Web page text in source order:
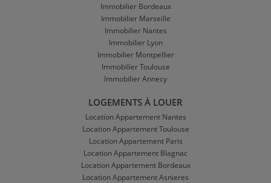
Immobilier Bordeaux
Immobilier Marseille
Immobilier Nantes
Immobilier Lyon
Immobilier Montpellier
Immobilier Toulouse
Immobilier Annecy
LOGEMENTS À LOUER
Location Appartement Nantes
Location Appartement Toulouse
Location Appartement Paris
Location Appartement Blagnac
Location Appartement Bordeaux
Location Appartement Asnieres